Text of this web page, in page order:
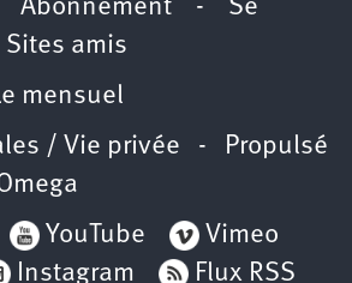
Abonnement - Se
Sites amis
mensuel
/ Vie privée - Propulsé
YouTube
Vimeo
Instagram Flux RSS